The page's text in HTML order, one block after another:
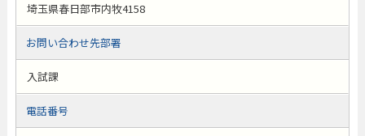
埼玉県春日部市内牧4158
お問い合わせ先部署
入試課
電話番号